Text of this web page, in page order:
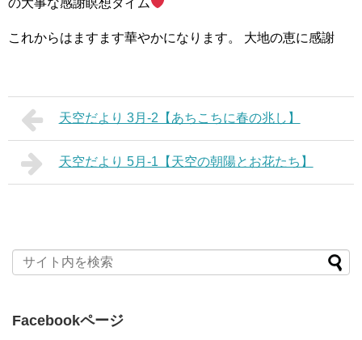
の大事な感謝瞑想タイム
これからはますます華やかになります。 大地の恵に感謝
天空だより 3月-2【あちこちに春の兆し】
天空だより 5月-1【天空の朝陽とお花たち】
Facebookページ